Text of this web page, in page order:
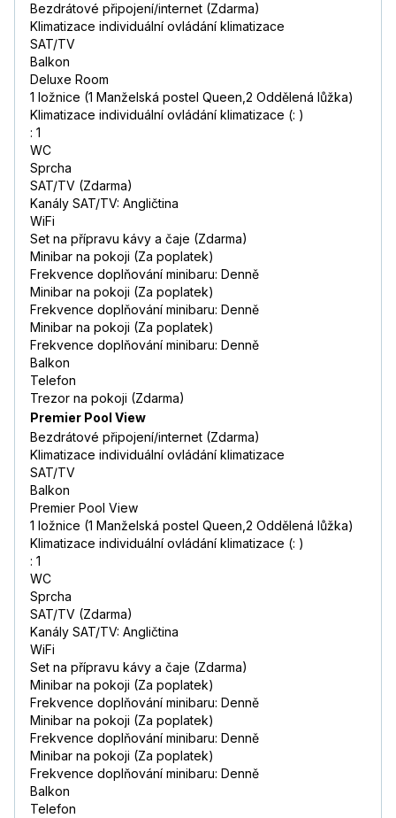
Bezdrátové připojení/internet (Zdarma)
Klimatizace individuální ovládání klimatizace
SAT/TV
Balkon
Deluxe Room
1 ložnice (1 Manželská postel Queen,2 Oddělená lůžka)
Klimatizace individuální ovládání klimatizace (: )
: 1
WC
Sprcha
SAT/TV (Zdarma)
Kanály SAT/TV: Angličtina
WiFi
Set na přípravu kávy a čaje (Zdarma)
Minibar na pokoji (Za poplatek)
Frekvence doplňování minibaru: Denně
Minibar na pokoji (Za poplatek)
Frekvence doplňování minibaru: Denně
Minibar na pokoji (Za poplatek)
Frekvence doplňování minibaru: Denně
Balkon
Telefon
Trezor na pokoji (Zdarma)
Premier Pool View
Bezdrátové připojení/internet (Zdarma)
Klimatizace individuální ovládání klimatizace
SAT/TV
Balkon
Premier Pool View
1 ložnice (1 Manželská postel Queen,2 Oddělená lůžka)
Klimatizace individuální ovládání klimatizace (: )
: 1
WC
Sprcha
SAT/TV (Zdarma)
Kanály SAT/TV: Angličtina
WiFi
Set na přípravu kávy a čaje (Zdarma)
Minibar na pokoji (Za poplatek)
Frekvence doplňování minibaru: Denně
Minibar na pokoji (Za poplatek)
Frekvence doplňování minibaru: Denně
Minibar na pokoji (Za poplatek)
Frekvence doplňování minibaru: Denně
Balkon
Telefon